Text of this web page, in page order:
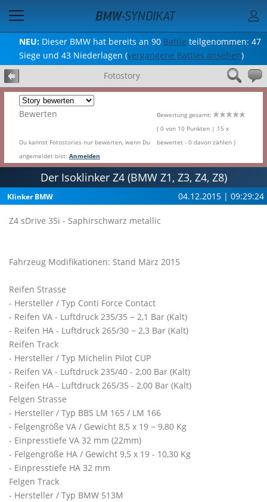
NEU: Dieser BMW hat bereits an 90 Battle teilgenommen: 47
Siege und 43 Niederlagen (vergangene Battles ansehen)
Fotostory
Bewerten
Du kannst Fotostories nur bewerten, wenn Du
angemeldet bist: Anmelden
Bewertung gesamt:
( 0 von 10 Punkten | 15 x
bewertet - 0 davon zählen )
Der Isoklinker Z4 (BMW Z1, Z3, Z4, Z8)
Klinker BMW 04.12.2015 | 09:29:24
Z4 sDrive 35i - Saphirschwarz metallic
Fahrzeug Modifikationen: Stand März 2015
Reifen Strasse
- Hersteller / Typ Conti Force Contact
- Reifen VA - Luftdruck 235/35 − 2,1 Bar (Kalt)
- Reifen HA - Luftdruck 265/30 − 2,3 Bar (Kalt)
Reifen Track
- Hersteller / Typ Michelin Pilot CUP
- Reifen VA - Luftdruck 235/40 - 2,00 Bar (Kalt)
- Reifen HA - Luftdruck 265/35 - 2,00 Bar (Kalt)
Felgen Strasse
- Hersteller / Typ BBS LM 165 / LM 166
- Felgengröße VA / Gewicht 8,5 x 19 − 9,80 Kg
- Einpresstiefe VA 32 mm (22mm)
- Felgengröße HA / Gewicht 9,5 x 19 - 10,30 Kg
- Einpresstiefe HA 32 mm
Felgen Track
- Hersteller / Typ BMW 513M